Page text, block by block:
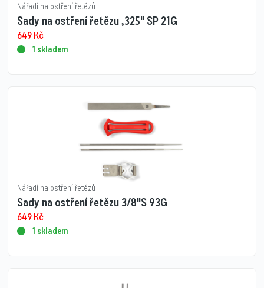
Nářadí na ostření řetězů
Sady na ostření řetězu ,325" SP 21G
649Kč
1 skladem
Nářadí na ostření řetězů
Sady na ostření řetězu 3/8"S 93G
649Kč
1 skladem